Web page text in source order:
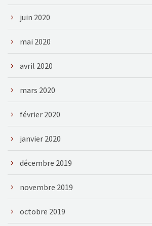
juin 2020
mai 2020
avril 2020
mars 2020
février 2020
janvier 2020
décembre 2019
novembre 2019
octobre 2019